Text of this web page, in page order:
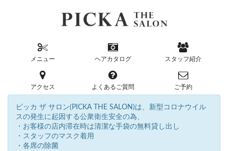
メニュー ヘアカタログ スタッフ紹介
アクセス よくあるご質問 ご予約
ピッカ ザ サロン(PICKA THE SALON)は、新型コロナウイル
スの発生に起因する公衆衛生安全の為、
・お客様の店内滞在時は清潔な手袋の無料貸し出し
・スタッフのマスク着用
・各席の除菌